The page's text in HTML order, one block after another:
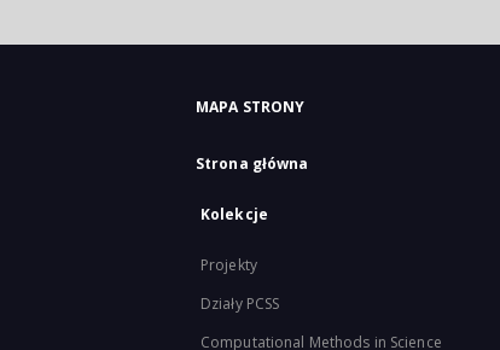
MAPA STRONY
Strona główna
Kolekcje
Projekty
Działy PCSS
Computational Methods in Science